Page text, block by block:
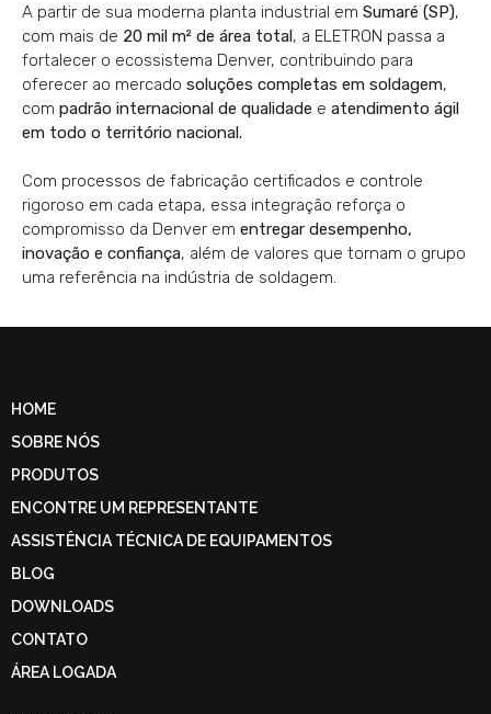
A partir de sua moderna planta industrial em Sumaré (SP),
com mais de 20 mil m² de área total, a ELETRON passa a
fortalecer o ecossistema Denver, contribuindo para
oferecer ao mercado soluções completas em soldagem,
com padrão internacional de qualidade e atendimento ágil
em todo o território nacional.
Com processos de fabricação certificados e controle
rigoroso em cada etapa, essa integração reforça o
compromisso da Denver em entregar desempenho,
inovação e confiança, além de valores que tornam o grupo
uma referência na indústria de soldagem.
HOME
SOBRE NÓS
PRODUTOS
ENCONTRE UM REPRESENTANTE
ASSISTÊNCIA TÉCNICA DE EQUIPAMENTOS
BLOG
DOWNLOADS
CONTATO
ÁREA LOGADA